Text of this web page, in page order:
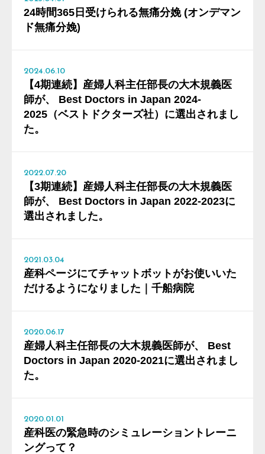
24時間365日受けられる無痛分娩 (オンデマン
ド無痛分娩)
2024.06.10
【4期連続】産婦人科主任部長の大木規義医
師が、 Best Doctors in Japan 2024-
2025（ベストドクターズ社）に選出されまし
た。
2022.07.20
【3期連続】産婦人科主任部長の大木規義医
師が、 Best Doctors in Japan 2022-2023に
選出されました。
2021.03.04
産科ページにてチャットボットがお使いいた
だけるようになりました｜千船病院
2020.06.17
産婦人科主任部長の大木規義医師が、 Best
Doctors in Japan 2020-2021に選出されまし
た。
2020.01.01
産科医の緊急時のシミュレーショントレーニ
ングって？